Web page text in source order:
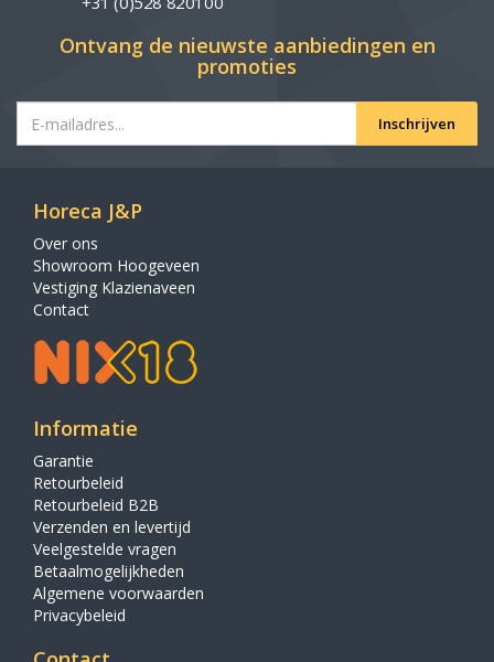
Ontvang de nieuwste aanbiedingen en
promoties
Inschrijven
Horeca J&P
Over ons
Showroom Hoogeveen
Vestiging Klazienaveen
Contact
Informatie
Garantie
Retourbeleid
Retourbeleid B2B
Verzenden en levertijd
Veelgestelde vragen
Betaalmogelijkheden
Algemene voorwaarden
Privacybeleid